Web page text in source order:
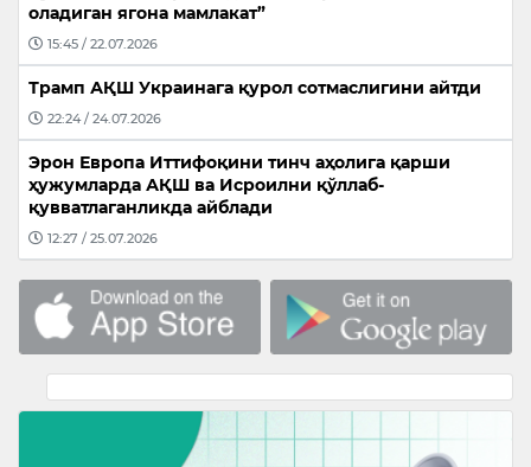
оладиган ягона мамлакат”
15:45 / 22.07.2026
Трамп АҚШ Украинага қурол сотмаслигини айтди
22:24 / 24.07.2026
Эрон Европа Иттифоқини тинч аҳолига қарши
ҳужумларда АҚШ ва Исроилни қўллаб-
қувватлаганликда айблади
12:27 / 25.07.2026